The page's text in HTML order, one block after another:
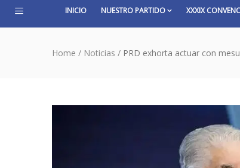
INICIO NUESTRO PARTIDO XXXIX
Home / Noticias / PRD exhorta actuar con